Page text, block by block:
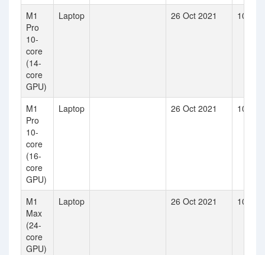
M1
Pro
10-
core
(14-
core
GPU)
Laptop 26 Oct 2021 10
M1
Pro
10-
core
(16-
core
GPU)
Laptop 26 Oct 2021 10
M1
Max
(24-
core
GPU)
Laptop 26 Oct 2021 10